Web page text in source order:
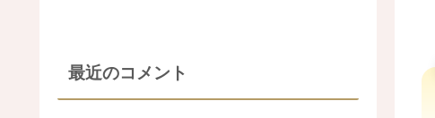
最近のコメント